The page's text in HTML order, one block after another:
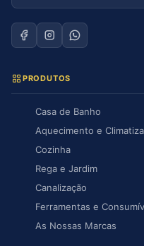
PRODUTOS
Casa de Banho
Aquecimento e
Cozinha
Rega e Jardim
Canalização
Ferramentas e
As Nossas Marcas